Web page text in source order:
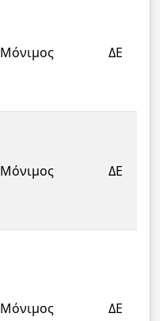
Μόνιμος ΔΕ
Μόνιμος ΔΕ
Μόνιμος ΔΕ